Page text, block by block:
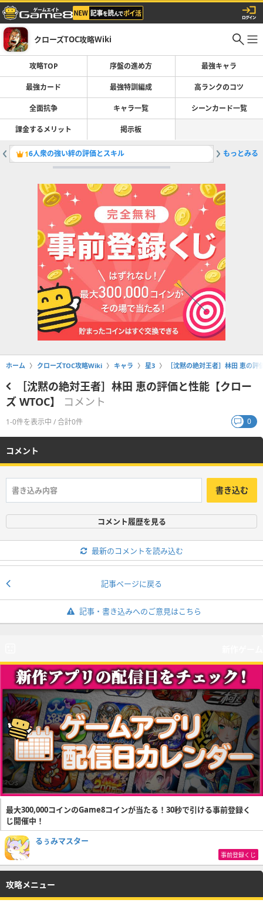
クローズTOC攻略Wiki
攻略TOP 序盤の進め方 最強キャラ
最強カード 最強特訓編成 高ランクのコツ
全面抗争 キャラ一覧 シーンカード一覧
課金するメリット 掲示板
16人衆の強い絆の評価とスキル 2高ラン
もっとみる
ホーム クローズTOC攻略Wiki キャラ 星3 ［沈黙の絶対王者］林田 恵の
［沈黙の絶対王者］林田 恵の評価と性能【クロー
ズ WTOC】
コメント
1-0件を表示中 / 合計0件 0
コメント
書き込む
コメント履歴を見る
最新のコメントを読み込む
記事ページに戻る
記事・書き込みへのご意見はこちら
最大300,000コインのGame8コインが当たる！30秒で引ける事前登録く
じ開催中！
るぅみマスター
事前登録くじ
攻略メニュー